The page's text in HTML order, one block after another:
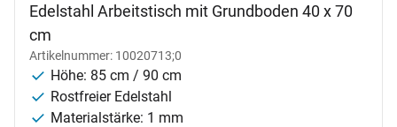
Edelstahl Arbeitstisch mit Grundboden 40 x 70
cm
Artikelnummer: 10020713;0
Höhe: 85 cm / 90 cm
Rostfreier Edelstahl
Materialstärke: 1 mm